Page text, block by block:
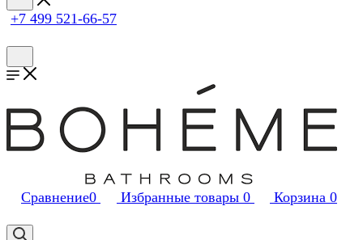
+7 499 521-66-57
Сравнение0 Избранные товары 0 Корзина 0